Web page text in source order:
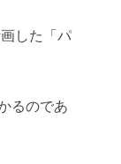
した「パ
るのであ